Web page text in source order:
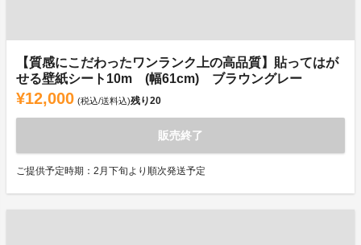
【質感にこだわったワンランク上の高品質】貼ってはが
せる壁紙シート10m (幅61cm) ブラウングレー
¥12,000 (税込/送料込)残り20
販売終了
ご提供予定時期：2月下旬より順次発送予定